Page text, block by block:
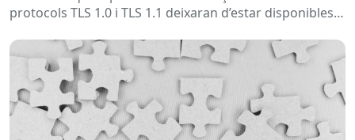
protocols TLS 1.0 i TLS 1.1 deixaran d’estar disponibles